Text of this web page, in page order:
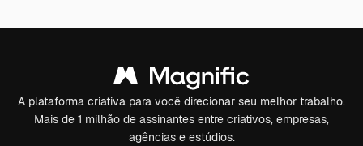
A plataforma criativa para você direcionar seu melhor trabalho.
Mais de 1 milhão de assinantes entre criativos, empresas,
agências e estúdios.